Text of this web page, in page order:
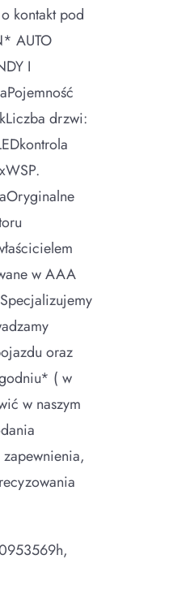
kontakt pod
AUTO
I
drzwi:
w AAA
oraz
( w
w naszym